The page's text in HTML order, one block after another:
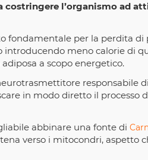
l’organismo ad
fondamentale per la perdita di
introducendo meno calorie di
a scopo energetico.
responsabile
in modo diretto il processo
abbinare una fonte di
verso i mitocondri, aspetto